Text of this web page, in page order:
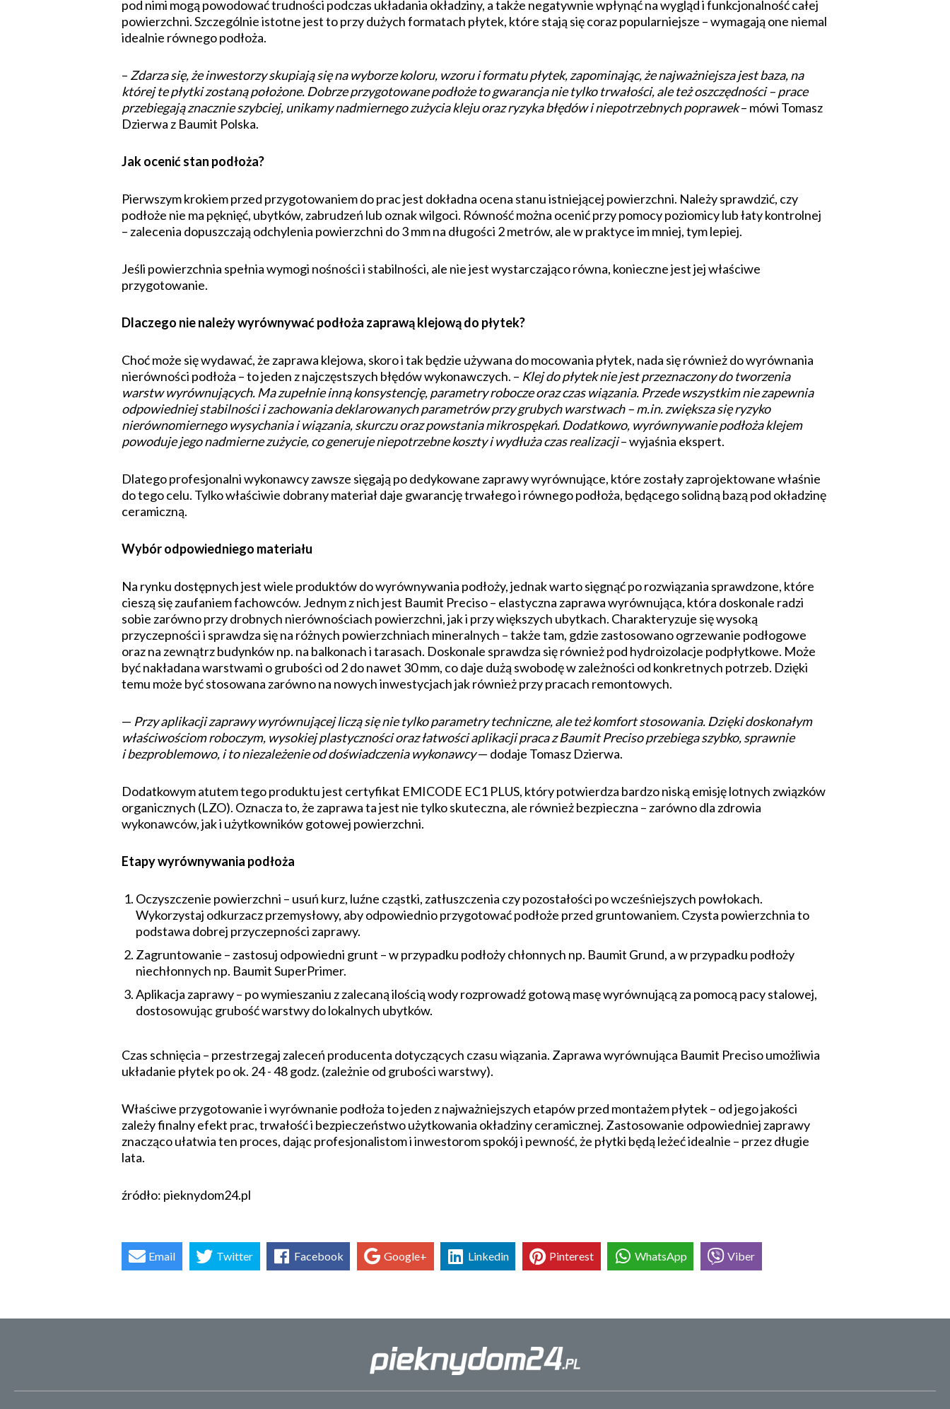
pod nimi mogą powodować trudności podczas układania okładziny, a także negatywnie wpłynąć na wygląd i funkcjonalność całej
powierzchni. Szczególnie istotne jest to przy dużych formatach płytek, które stają się coraz popularniejsze – wymagają one niemal
idealnie równego podłoża.
– Zdarza się, że inwestorzy skupiają się na wyborze koloru, wzoru i formatu płytek, zapominając, że najważniejsza jest baza, na
której te płytki zostaną położone. Dobrze przygotowane podłoże to gwarancja nie tylko trwałości, ale też oszczędności – prace
przebiegają znacznie szybciej, unikamy nadmiernego zużycia kleju oraz ryzyka błędów i niepotrzebnych poprawek– mówi Tomasz
Dzierwa z Baumit Polska.
Jak ocenić stan podłoża?
Pierwszym krokiem przed przygotowaniem do prac jest dokładna ocena stanu istniejącej powierzchni. Należy sprawdzić, czy
podłoże nie ma pęknięć, ubytków, zabrudzeń lub oznak wilgoci. Równość można ocenić przy pomocy poziomicy lub łaty kontrolnej
– zalecenia dopuszczają odchylenia powierzchni do 3 mm na długości 2 metrów, ale w praktyce im mniej, tym lepiej.
Jeśli powierzchnia spełnia wymogi nośności i stabilności, ale nie jest wystarczająco równa, konieczne jest jej właściwe
przygotowanie.
Dlaczego nie należy wyrównywać podłoża zaprawą klejową do płytek?
Choć może się wydawać, że zaprawa klejowa, skoro i tak będzie używana do mocowania płytek, nada się również do wyrównania
nierówności podłoża – to jeden z najczęstszych błędów wykonawczych. – Klej do płytek nie jest przeznaczony do tworzenia
warstw wyrównujących. Ma zupełnie inną konsystencję, parametry robocze oraz czas wiązania. Przede wszystkim nie zapewnia
odpowiedniej stabilności i zachowania deklarowanych parametrów przy grubych warstwach – m.in. zwiększa się ryzyko
nierównomiernego wysychania i wiązania, skurczu oraz powstania mikrospękań. Dodatkowo, wyrównywanie podłoża klejem
powoduje jego nadmierne zużycie, co generuje niepotrzebne koszty i wydłuża czas realizacji– wyjaśnia ekspert.
Dlatego profesjonalni wykonawcy zawsze sięgają po dedykowane zaprawy wyrównujące, które zostały zaprojektowane właśnie
do tego celu. Tylko właściwie dobrany materiał daje gwarancję trwałego i równego podłoża, będącego solidną bazą pod okładzinę
ceramiczną.
Wybór odpowiedniego materiału
Na rynku dostępnych jest wiele produktów do wyrównywania podłoży, jednak warto sięgnąć po rozwiązania sprawdzone, które
cieszą się zaufaniem fachowców. Jednym z nich jest Baumit Preciso – elastyczna zaprawa wyrównująca, która doskonale radzi
sobie zarówno przy drobnych nierównościach powierzchni, jak i przy większych ubytkach. Charakteryzuje się wysoką
przyczepności i sprawdza się na różnych powierzchniach mineralnych – także tam, gdzie zastosowano ogrzewanie podłogowe
oraz na zewnątrz budynków np. na balkonach i tarasach. Doskonale sprawdza się również pod hydroizolacje podpłytkowe. Może
być nakładana warstwami o grubości od 2 do nawet 30 mm, co daje dużą swobodę w zależności od konkretnych potrzeb. Dzięki
temu może być stosowana zarówno na nowych inwestycjach jak również przy pracach remontowych.
— Przy aplikacji zaprawy wyrównującej liczą się nie tylko parametry techniczne, ale też komfort stosowania. Dzięki doskonałym
właściwościom roboczym, wysokiej plastyczności oraz łatwości aplikacji praca z Baumit Preciso przebiega szybko, sprawnie
i bezproblemowo, i to niezależenie od doświadczenia wykonawcy— dodaje Tomasz Dzierwa.
Dodatkowym atutem tego produktu jest certyfikat EMICODE EC1 PLUS, który potwierdza bardzo niską emisję lotnych związków
organicznych (LZO). Oznacza to, że zaprawa ta jest nie tylko skuteczna, ale również bezpieczna – zarówno dla zdrowia
wykonawców, jak i użytkowników gotowej powierzchni.
Etapy wyrównywania podłoża
Oczyszczenie powierzchni – usuń kurz, luźne cząstki, zatłuszczenia czy pozostałości po wcześniejszych powłokach.
Wykorzystaj odkurzacz przemysłowy, aby odpowiednio przygotować podłoże przed gruntowaniem. Czysta powierzchnia to
podstawa dobrej przyczepności zaprawy.
Zagruntowanie – zastosuj odpowiedni grunt – w przypadku podłoży chłonnych np. Baumit Grund, a w przypadku podłoży
niechłonnych np. Baumit SuperPrimer.
Aplikacja zaprawy – po wymieszaniu z zalecaną ilością wody rozprowadź gotową masę wyrównującą za pomocą pacy stalowej,
dostosowując grubość warstwy do lokalnych ubytków.
Czas schnięcia – przestrzegaj zaleceń producenta dotyczących czasu wiązania. Zaprawa wyrównująca Baumit Preciso umożliwia
układanie płytek po ok. 24 - 48 godz. (zależnie od grubości warstwy).
Właściwe przygotowanie i wyrównanie podłoża to jeden z najważniejszych etapów przed montażem płytek – od jego jakości
zależy finalny efekt prac, trwałość i bezpieczeństwo użytkowania okładziny ceramicznej. Zastosowanie odpowiedniej zaprawy
znacząco ułatwia ten proces, dając profesjonalistom i inwestorom spokój i pewność, że płytki będą leżeć idealnie – przez długie
lata.
źródło: pieknydom24.pl
Email Twitter Facebook Google+ Linkedin Pinterest WhatsApp Viber